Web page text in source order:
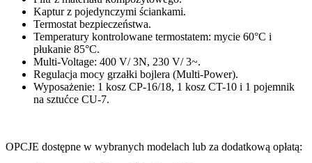
Kaptur z pojedynczymi ściankami.
Termostat bezpieczeństwa.
Temperatury kontrolowane termostatem: mycie 60°C i
płukanie 85°C.
Multi-Voltage: 400 V/ 3N, 230 V/ 3~.
Regulacja mocy grzałki bojlera (Multi-Power).
Wyposażenie: 1 kosz CP-16/18, 1 kosz CT-10 i 1 pojemnik
na sztućce CU-7.
OPCJE dostępne w wybranych modelach lub za dodatkową opłatą: